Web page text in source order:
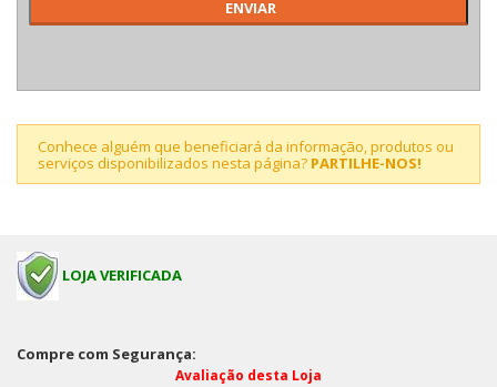
Conhece alguém que beneficiará da informação, produtos ou
serviços disponibilizados nesta página? PARTILHE-NOS!
LOJA VERIFICADA
Compre com Segurança:
Avaliação desta Loja